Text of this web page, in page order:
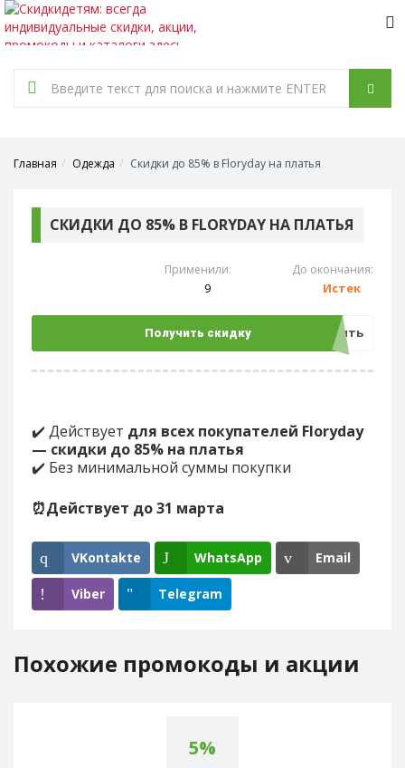
Главная Одежда Скидки до 85% в Floryday на платья
СКИДКИ ДО 85% В FLORYDAY НА ПЛАТЬЯ
Применили:
9
До окончания:
Истек
Получить скидку Открыть
✔️ Действует для всех покупателей Floryday
— скидки до 85% на платья
✔️ Без минимальной суммы покупки
⏰Действует до 31 марта
VKontakte WhatsApp Email
Viber Telegram
Похожие промокоды и акции
5%